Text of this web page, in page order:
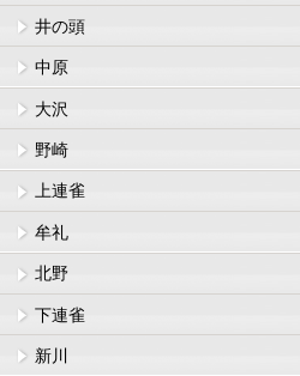
井の頭
中原
大沢
野崎
上連雀
牟礼
北野
下連雀
新川